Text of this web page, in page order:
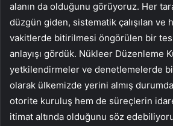
alanın da olduğunu görüyoruz. Her
düzgün giden, sistematik çalışılan ve
vakitlerde bitirilmesi öngörülen bir
anlayışı gördük. Nükleer Düzenleme
yetkilendirmeler ve denetlemelerde
olarak ülkemizde yerini almış
otorite kuruluş hem de süreçlerin
itimat altında olduğunu söz